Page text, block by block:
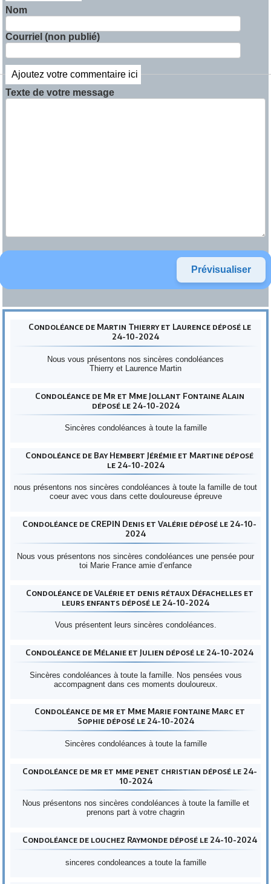
Nom
Courriel (non publié)
Ajoutez votre commentaire ici
Texte de votre message
Condoléance de Martin Thierry et Laurence déposé le
24-10-2024
Nous vous présentons nos sincères condoléances
Thierry et Laurence Martin
Condoléance de Mr et Mme Jollant Fontaine Alain
déposé le 24-10-2024
Sincères condoléances à toute la famille
Condoléance de Bay Hembert Jérémie et Martine déposé
le 24-10-2024
nous présentons nos sincères condoléances à toute la famille de tout
coeur avec vous dans cette douloureuse épreuve
Condoléance de CREPIN Denis et Valérie déposé le 24-10-
2024
Nous vous présentons nos sincères condoléances une pensée pour
toi Marie France amie d’enfance
Condoléance de Valérie et denis rétaux Défachelles et
leurs enfants déposé le 24-10-2024
Vous présentent leurs sincères condoléances.
Condoléance de Mélanie et Julien déposé le 24-10-2024
Sincères condoléances à toute la famille. Nos pensées vous
accompagnent dans ces moments douloureux.
Condoléance de mr et Mme Marie fontaine Marc et
Sophie déposé le 24-10-2024
Sincères condoléances à toute la famille
Condoléance de mr et mme penet christian déposé le 24-
10-2024
Nous présentons nos sincères condoléances à toute la famille et
prenons part à votre chagrin
Condoléance de louchez Raymonde déposé le 24-10-2024
sinceres condoleances a toute la famille